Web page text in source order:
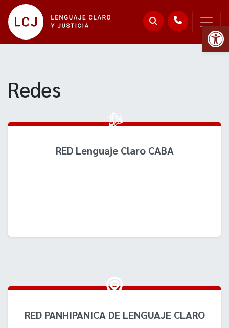
Redes
RED Lenguaje Claro CABA
RED PANHIPANICA DE LENGUAJE CLARO